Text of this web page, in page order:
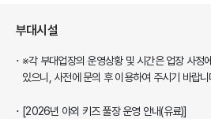
부대시설
※각 부대업장의 운영상황 및 시간은 업장 사정
있으니, 사전에 문의 후 이용하여 주시기 바랍니
[2026년 야외 키즈 풀장 운영 안내(유료)]